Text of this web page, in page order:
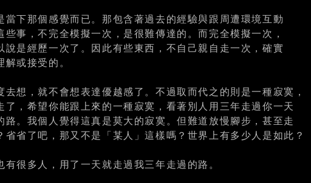
當下那個感覺而已。那包含著過去的經驗與跟周遭環境互動
些事，不完全模擬一次，是很難傳達的。而完全模擬一次，
說是經歷一次了。因此有些東西，不自己親自走一次，確實
解或接受的。
去想，就不會想表達優越感了。不過取而代之的則是一種寂寞，
了，希望你能跟上來的一種寂寞，看著別人用三年走過你一天
路。我個人覺得這真是莫大的寂寞。但難道放慢腳步，甚至走
省省了吧，那又不是「某人」這樣嗎？世界上有多少人是如此？
有很多人，用了一天就走過我三年走過的路。